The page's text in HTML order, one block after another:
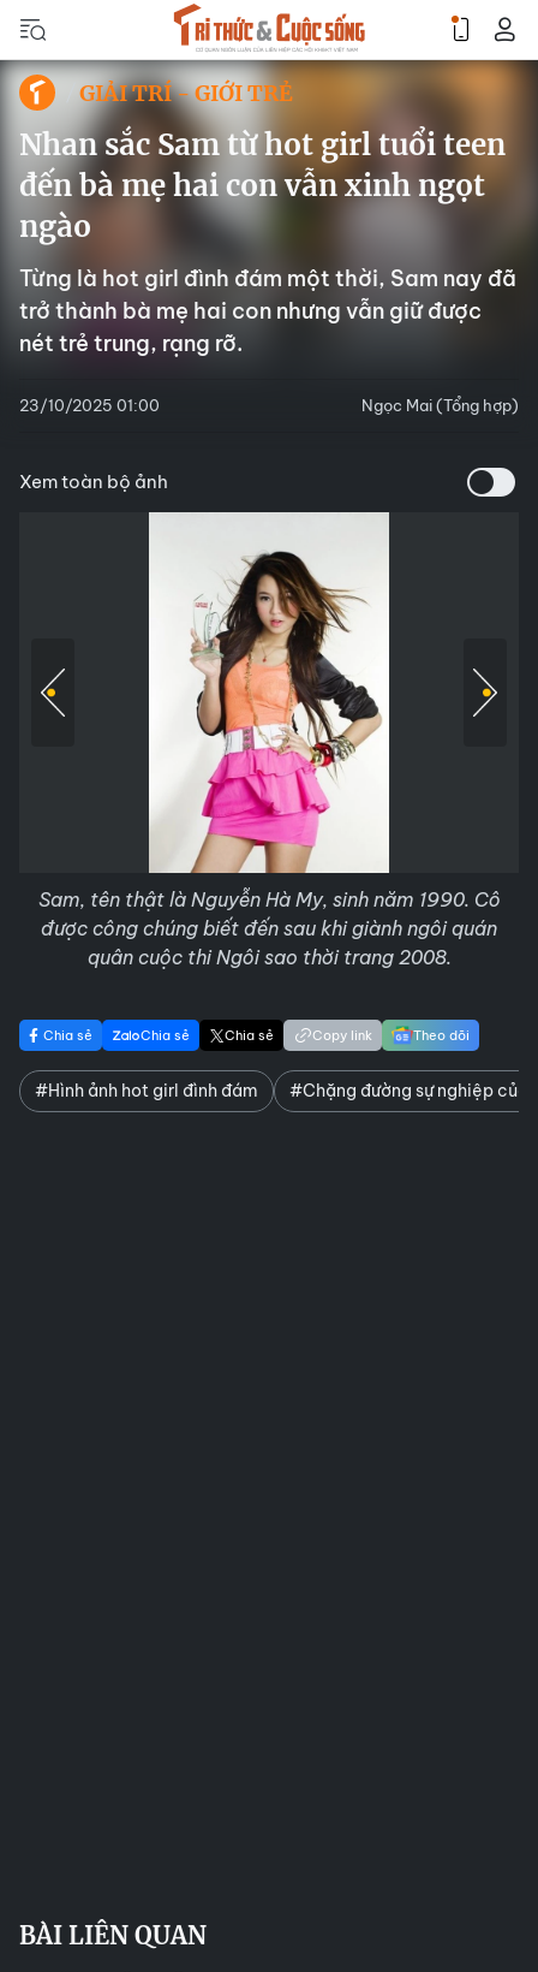
GIẢI TRÍ - GIỚI TRẺ
Nhan sắc Sam từ hot girl tuổi teen
đến bà mẹ hai con vẫn xinh ngọt
ngào
Từng là hot girl đình đám một thời, Sam nay đã
trở thành bà mẹ hai con nhưng vẫn giữ được
nét trẻ trung, rạng rỡ.
23/10/2025 01:00 Ngọc Mai (Tổng hợp)
Xem toàn bộ ảnh
Sam, tên thật là Nguyễn Hà My, sinh năm 1990. Cô
được công chúng biết đến sau khi giành ngôi quán
quân cuộc thi Ngôi sao thời trang 2008.
Chia sẻ Chia sẻ Chia sẻ Copy link Theo dõi
#Hình ảnh hot girl đình đám #Chặng đường sự nghiệp của
BÀI LIÊN QUAN